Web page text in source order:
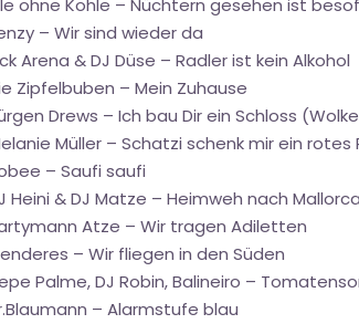
ohne Kohle – Nüchtern gesehen ist
– Wir sind wieder da
Arena & DJ Düse – Radler ist kein Alkohol
Zipfelbuben – Mein Zuhause
Drews – Ich bau Dir ein Schloss
Müller – Schatzi schenk mir ein rotes
– Saufi saufi
Heini & DJ Matze – Heimweh nach Mallorca
Atze – Wir tragen Adiletten
– Wir fliegen in den Süden
Palme, DJ Robin, Balineiro –
– Alarmstufe blau